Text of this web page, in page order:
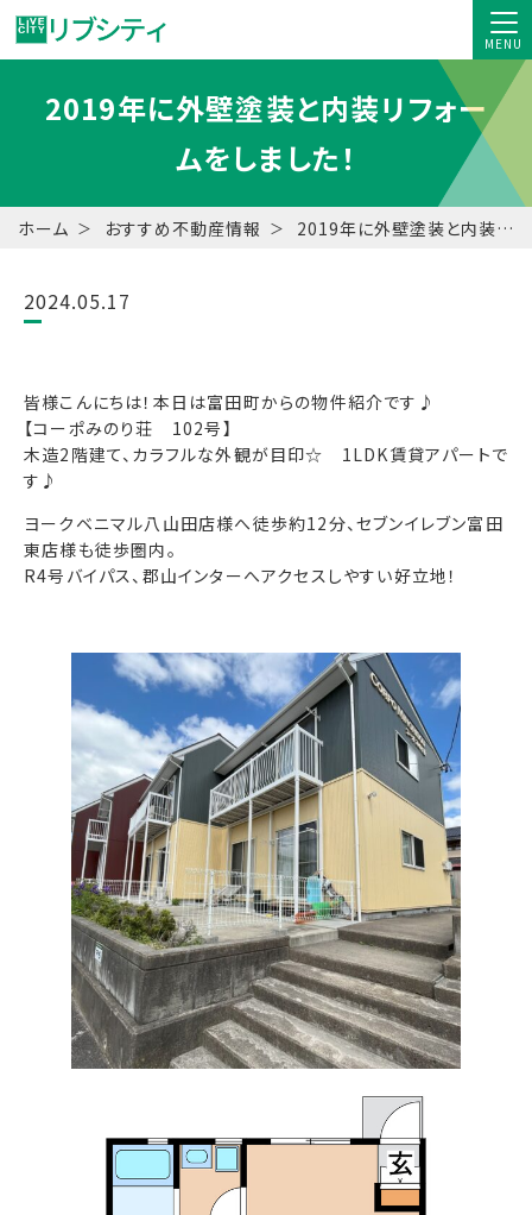
MENU
2019年に外壁塗装と内装リフォー
ムをしました！
ホーム おすすめ不動産情報 2019年に外壁塗装と内装リフォームをしました！
2024.05.17
皆様こんにちは！本日は富田町からの物件紹介です♪
【コーポみのり荘 102号】
木造2階建て、カラフルな外観が目印☆ 1LDK賃貸アパートで
す♪
ヨークベニマル八山田店様へ徒歩約12分、セブンイレブン富田
東店様も徒歩圏内。
R4号バイパス、郡山インターへアクセスしやすい好立地！